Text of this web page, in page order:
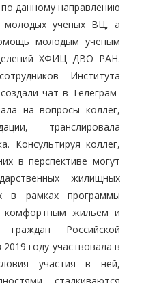
данному направлению
молодых ученых ВЦ, а
молодым ученым
ХФИЦ ДВО РАН.
Института
чат в Телеграм-
на вопросы коллег,
транслировала
Консультируя коллег,
в перспективе могут
жилищных
в рамках программы
комфортным жильем и
граждан Российской
году участвовала в
участия в ней,
сталкиваются